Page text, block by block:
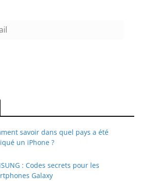
savoir dans quel pays a été
un iPhone ?
: Codes secrets pour les
Galaxy